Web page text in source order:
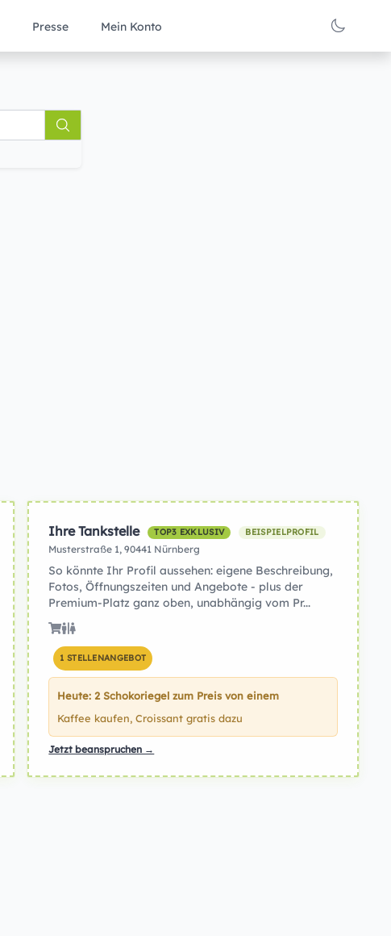
Presse Mein Konto
Ihre Tankstelle TOP3 EXKLUSIV BEISPIELPROFIL
Musterstraße 1, 90441 Nürnberg
So könnte Ihr Profil aussehen: eigene Beschreibung,
Fotos, Öffnungszeiten und Angebote - plus der
Premium-Platz ganz oben, unabhängig vom Pr...
1 STELLENANGEBOT
Heute: 2 Schokoriegel zum Preis von einem
Kaffee kaufen, Croissant gratis dazu
Jetzt beanspruchen →